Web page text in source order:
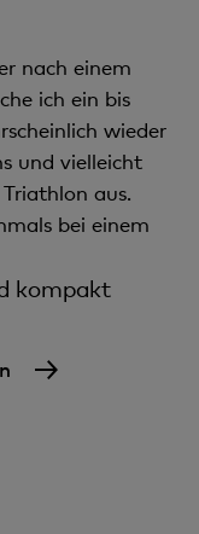
nach einem
ich ein bis
wieder
und vielleicht
aus.
bei einem
kompakt